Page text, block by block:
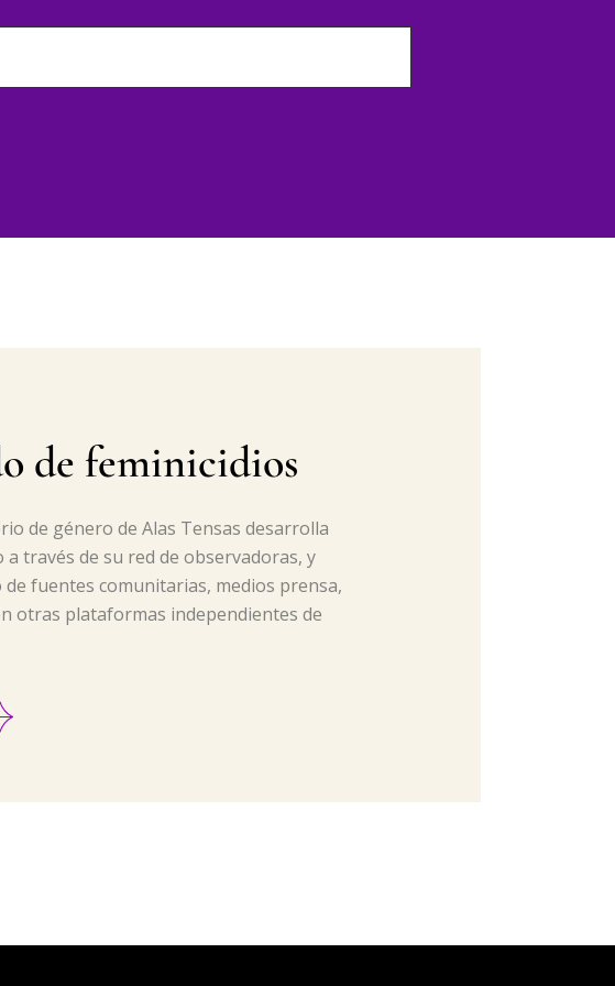
de feminicidios
de género de Alas Tensas desarrolla
través de su red de observadoras, y
de fuentes comunitarias, medios prensa,
otras plataformas independientes de